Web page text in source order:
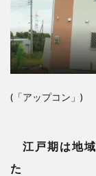
(「アップコン」)
江戸期は地
た